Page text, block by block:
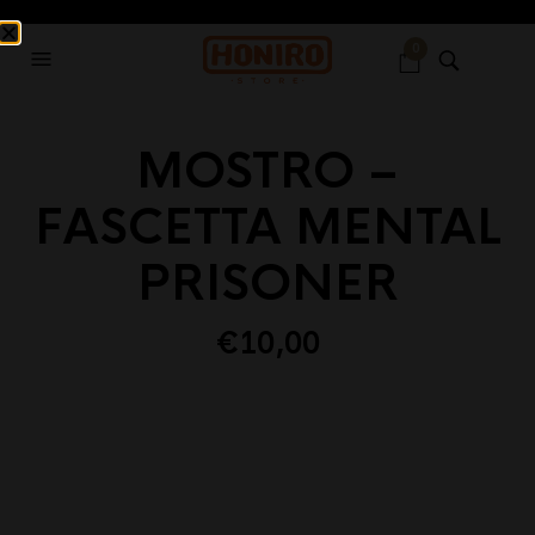
MOSTRO –
FASCETTA MENTAL
PRISONER
€10,00